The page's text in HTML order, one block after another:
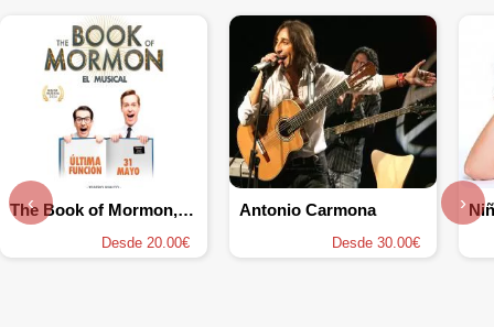
The Book of Mormon, el musical
Desde 20.00€
Antonio Carmona
Desde 30.00€
‹ ›